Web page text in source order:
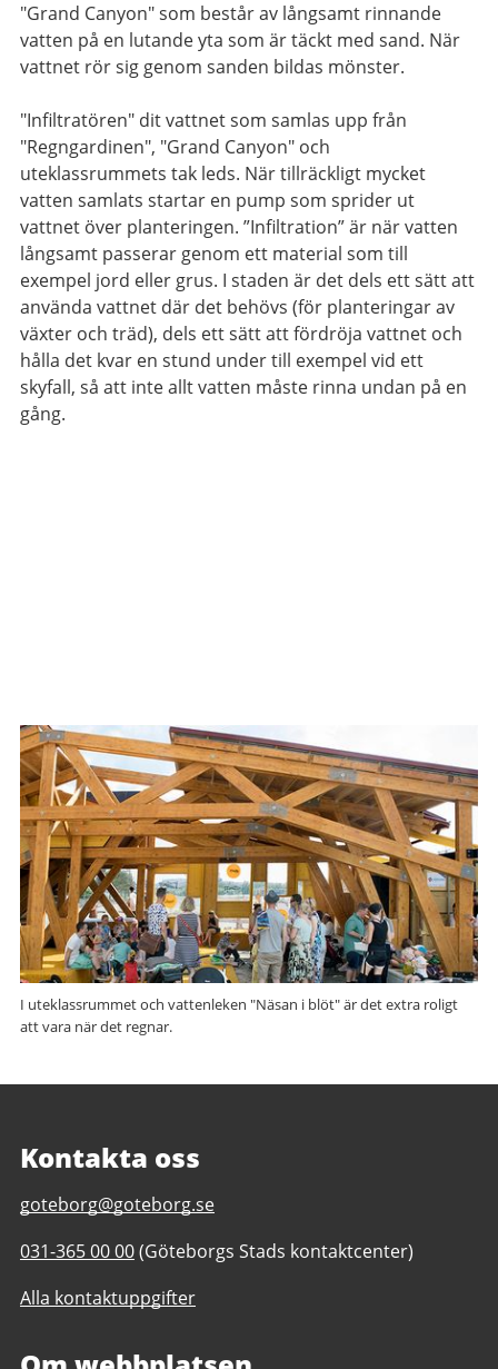
"Grand Canyon" som består av långsamt rinnande
vatten på en lutande yta som är täckt med sand. När
vattnet rör sig genom sanden bildas mönster.
"Infiltratören" dit vattnet som samlas upp från
"Regngardinen", "Grand Canyon" och
uteklassrummets tak leds. När tillräckligt mycket
vatten samlats startar en pump som sprider ut
vattnet över planteringen. ”Infiltration” är när vatten
långsamt passerar genom ett material som till
exempel jord eller grus. I staden är det dels ett sätt att
använda vattnet där det behövs (för planteringar av
växter och träd), dels ett sätt att fördröja vattnet och
hålla det kvar en stund under till exempel vid ett
skyfall, så att inte allt vatten måste rinna undan på en
gång.
I uteklassrummet och vattenleken "Näsan i blöt" är det extra roligt
att vara när det regnar.
Kontakta oss
E-
till
Jubileumsparken
goteborg@goteborg.se
Telefonnummer
Jubileumsparken
031-365 00 00(Göteborgs Stads kontaktcenter)
Alla kontaktuppgifter